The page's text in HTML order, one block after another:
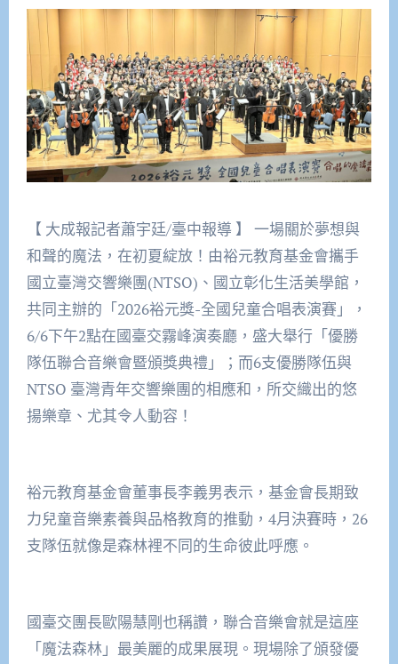
【 大成報記者蕭宇廷/臺中報導 】 一場關於夢想與
和聲的魔法，在初夏綻放！由裕元教育基金會攜手
國立臺灣交響樂團(NTSO)、國立彰化生活美學館，
共同主辦的「2026裕元獎-全國兒童合唱表演賽」，
6/6下午2點在國臺交霧峰演奏廳，盛大舉行「優勝
隊伍聯合音樂會暨頒獎典禮」；而6支優勝隊伍與
NTSO 臺灣青年交響樂團的相應和，所交織出的悠
揚樂章、尤其令人動容！
裕元教育基金會董事長李義男表示，基金會長期致
力兒童音樂素養與品格教育的推動，4月決賽時，26
支隊伍就像是森林裡不同的生命彼此呼應。
國臺交團長歐陽慧剛也稱讚，聯合音樂會就是這座
「魔法森林」最美麗的成果展現。現場除了頒發優